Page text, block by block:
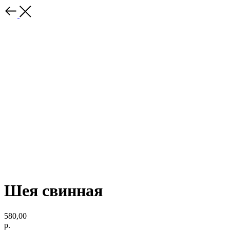
Шея свинная
580,00
р.